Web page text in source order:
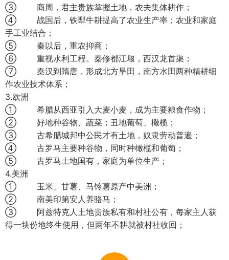
③ 商周，君主贵族掌握土地，农夫集体耕作；
④ 战国后，铁犁牛耕提高了农业生产率；农业和家庭
手工业结合；
⑤ 秦以后，重农抑商；
⑥ 重视水利工程。秦修都江堰，西汉龙首渠；
⑦ 秦汉到隋唐，形成北方旱田，南方水田两种精耕细
作农业技术体系；
3.欧洲
① 希腊从西亚引入大麦小麦，成为主要粮食作物；
② 好地种谷物、蔬菜；丑地葡萄、橄榄；
③ 古希腊城邦中公民才有土地，奴隶劳动普遍；
④ 古罗马主要种谷物，同时种橄榄和葡萄；
⑤ 古罗马土地国有，家庭为单位生产；
4.美洲
① 玉米、甘薯、马铃薯原产中美洲；
② 南美印第安人养骆马；
③ 阿兹特克人土地贵族私有和村社公有，每家主人获
得一块份地终生使用，但两年不耕就被村社收回；